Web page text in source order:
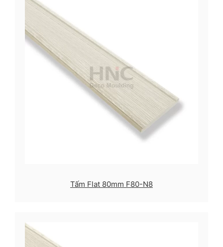
Tấm Flat 80mm F80-N8